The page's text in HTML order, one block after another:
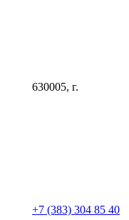
630005, г.
+7 (383) 304 85 40